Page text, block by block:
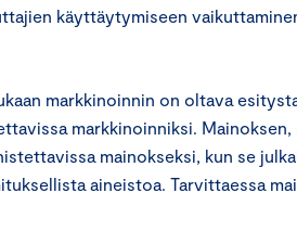
käyttäytymiseen
markkinoinnin on oltava
markkinoinniksi. Mainoksen,
mainokseksi, kun se
aineistoa. Tarvittaessa